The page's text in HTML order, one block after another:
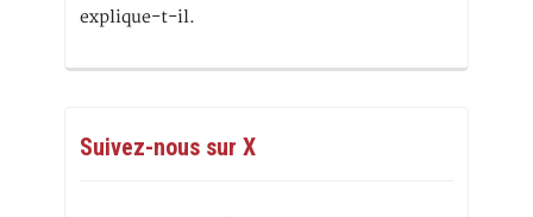
explique-t-il.
Suivez-nous sur X